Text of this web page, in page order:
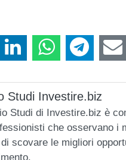
Studi Investire.biz
Studi di Investire.biz è
che osservano i
scovare le migliori